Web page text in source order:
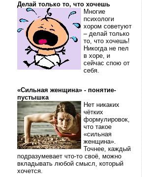
Делай только то, что хочешь
Многие
психологи
хором советуют
– делай только
то, что хочешь!
Никогда не пел
в хоре, и
сейчас спою от
себя.
«Сильная женщина» - понятие-
пустышка
Нет никаких
чётких
формулировок,
что такое
«сильная
женщина».
Точнее, каждый
подразумевает что-то своё, можно
вкладывать любой смысл, который
хочется.